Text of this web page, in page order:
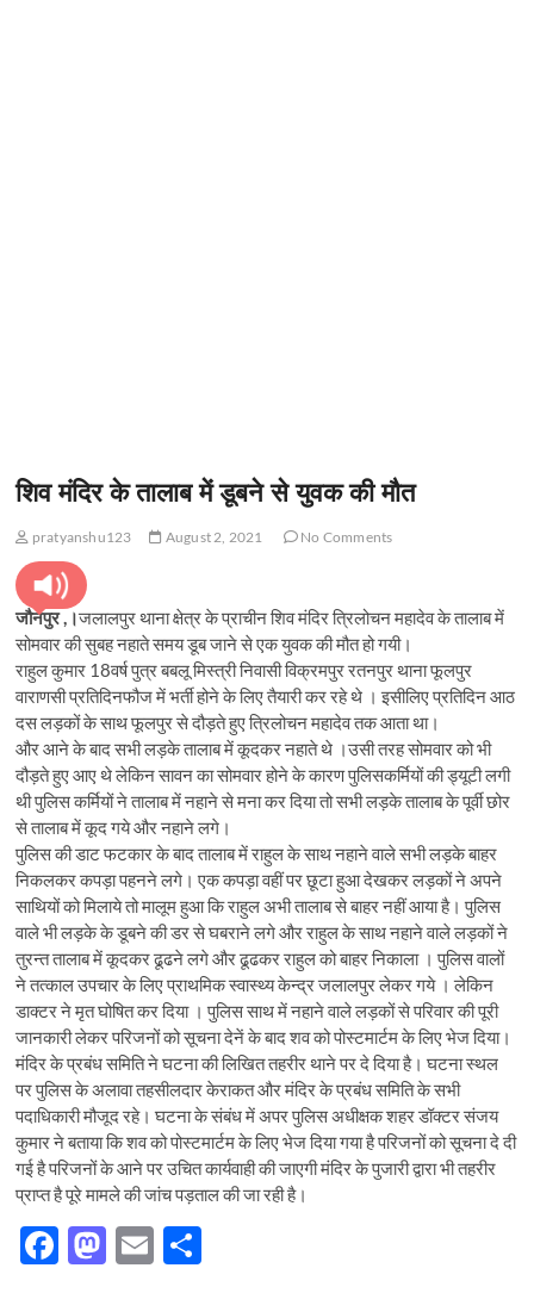
शिव मंदिर के तालाब में डूबने से युवक की मौत
pratyanshu123 August 2, 2021 No Comments
जौनपुर ,।जलालपुर थाना क्षेत्र के प्राचीन शिव मंदिर त्रिलोचन महादेव के तालाब में
सोमवार की सुबह नहाते समय डूब जाने से एक युवक की मौत हो गयी।
राहुल कुमार 18वर्ष पुत्र बबलू मिस्त्री निवासी विक्रमपुर रतनपुर थाना फूलपुर
वाराणसी प्रतिदिनफौज में भर्ती होने के लिए तैयारी कर रहे थे । इसीलिए प्रतिदिन आठ
दस लड़कों के साथ फूलपुर से दौड़ते हुए त्रिलोचन महादेव तक आता था।
और आने के बाद सभी लड़के तालाब में कूदकर नहाते थे ।उसी तरह सोमवार को भी
दौड़ते हुए आए थे लेकिन सावन का सोमवार होने के कारण पुलिसकर्मियों की ड्यूटी लगी
थी पुलिस कर्मियों ने तालाब में नहाने से मना कर दिया तो सभी लड़के तालाब के पूर्वी छोर
से तालाब में कूद गये और नहाने लगे।
पुलिस की डाट फटकार के बाद तालाब में राहुल के साथ नहाने वाले सभी लड़के बाहर
निकलकर कपड़ा पहनने लगे। एक कपड़ा वहीं पर छूटा हुआ देखकर लड़कों ने अपने
साथियों को मिलाये तो मालूम हुआ कि राहुल अभी तालाब से बाहर नहीं आया है। पुलिस
वाले भी लड़के के डूबने की डर से घबराने लगे और राहुल के साथ नहाने वाले लड़कों ने
तुरन्त तालाब में कूदकर ढूढने लगे और ढूढकर राहुल को बाहर निकाला । पुलिस वालों
ने तत्काल उपचार के लिए प्राथमिक स्वास्थ्य केन्द्र जलालपुर लेकर गये । लेकिन
डाक्टर ने मृत घोषित कर दिया । पुलिस साथ में नहाने वाले लड़कों से परिवार की पूरी
जानकारी लेकर परिजनों को सूचना देनें के बाद शव को पोस्टमार्टम के लिए भेज दिया।
मंदिर के प्रबंध समिति ने घटना की लिखित तहरीर थाने पर दे दिया है। घटना स्थल
पर पुलिस के अलावा तहसीलदार केराकत और मंदिर के प्रबंध समिति के सभी
पदाधिकारी मौजूद रहे। घटना के संबंध में अपर पुलिस अधीक्षक शहर डॉक्टर संजय
कुमार ने बताया कि शव को पोस्टमार्टम के लिए भेज दिया गया है परिजनों को सूचना दे दी
गई है परिजनों के आने पर उचित कार्यवाही की जाएगी मंदिर के पुजारी द्वारा भी तहरीर
प्राप्त है पूरे मामले की जांच पड़ताल की जा रही है।
F
M E